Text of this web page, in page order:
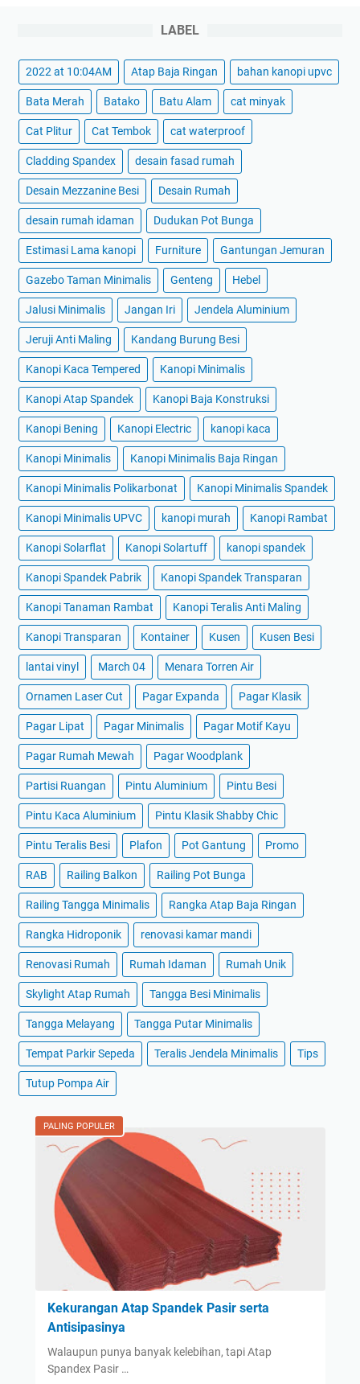
LABEL
2022 at 10:04AM Atap Baja Ringan bahan kanopi upvc
Bata Merah Batako Batu Alam cat minyak
Cat Plitur Cat Tembok cat waterproof
Cladding Spandex desain fasad rumah
Desain Mezzanine Besi Desain Rumah
desain rumah idaman Dudukan Pot Bunga
Estimasi Lama kanopi Furniture Gantungan Jemuran
Gazebo Taman Minimalis Genteng Hebel
Jalusi Minimalis Jangan Iri Jendela Aluminium
Jeruji Anti Maling Kandang Burung Besi
Kanopi Kaca Tempered Kanopi Minimalis
Kanopi Atap Spandek Kanopi Baja Konstruksi
Kanopi Bening Kanopi Electric kanopi kaca
Kanopi Minimalis Kanopi Minimalis Baja Ringan
Kanopi Minimalis Polikarbonat Kanopi Minimalis Spandek
Kanopi Minimalis UPVC kanopi murah Kanopi Rambat
Kanopi Solarflat Kanopi Solartuff kanopi spandek
Kanopi Spandek Pabrik Kanopi Spandek Transparan
Kanopi Tanaman Rambat Kanopi Teralis Anti Maling
Kanopi Transparan Kontainer Kusen Kusen Besi
lantai vinyl March 04 Menara Torren Air
Ornamen Laser Cut Pagar Expanda Pagar Klasik
Pagar Lipat Pagar Minimalis Pagar Motif Kayu
Pagar Rumah Mewah Pagar Woodplank
Partisi Ruangan Pintu Aluminium Pintu Besi
Pintu Kaca Aluminium Pintu Klasik Shabby Chic
Pintu Teralis Besi Plafon Pot Gantung Promo
RAB Railing Balkon Railing Pot Bunga
Railing Tangga Minimalis Rangka Atap Baja Ringan
Rangka Hidroponik renovasi kamar mandi
Renovasi Rumah Rumah Idaman Rumah Unik
Skylight Atap Rumah Tangga Besi Minimalis
Tangga Melayang Tangga Putar Minimalis
Tempat Parkir Sepeda Teralis Jendela Minimalis Tips
Tutup Pompa Air
PALING POPULER
Kekurangan Atap Spandek Pasir serta
Antisipasinya
Walaupun punya banyak kelebihan, tapi Atap
Spandex Pasir …